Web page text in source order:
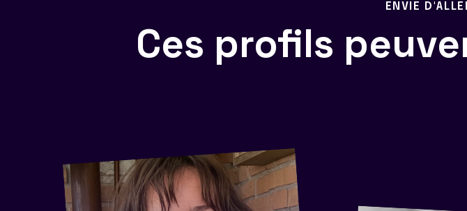
ENVIE
Ces profils